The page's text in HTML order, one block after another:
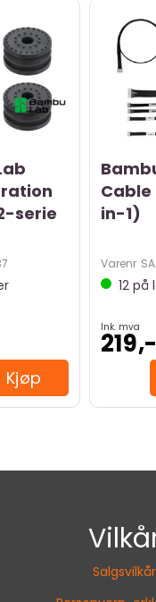
serie
Kjøp
in-1)
Varenr
12på
Ink. mva
219,-
Salgsvilkår